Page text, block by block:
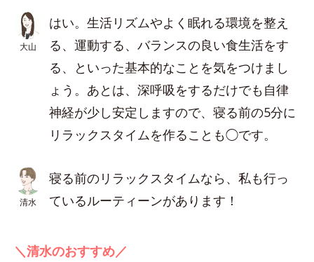
大山
はい。生活リズムやよく眠れる環境を整え
る、運動する、バランスの良い食生活をす
る、といった基本的なことを気をつけまし
ょう。あとは、深呼吸をするだけでも自律
神経が少し安定しますので、寝る前の5分に
リラックスタイムを作ることも◯です。
清水
寝る前のリラックスタイムなら、私も行っ
ているルーティーンがあります！
＼清水のおすすめ／